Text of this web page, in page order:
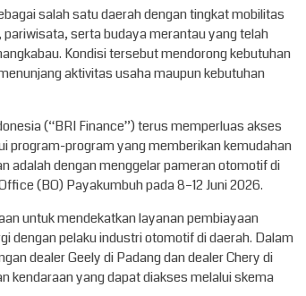
salah satu daerah dengan tingkat mobilitas
serta budaya merantau yang telah
Kondisi tersebut mendorong kebutuhan
aktivitas usaha maupun kebutuhan
(“BRI Finance”) terus memperluas akses
program-program yang memberikan kemudahan
adalah dengan menggelar pameran otomotif di
(BO) Payakumbuh pada 8–12 Juni 2026.
untuk mendekatkan layanan pembiayaan
dengan pelaku industri otomotif di daerah. Dalam
dealer Geely di Padang dan dealer Chery di
kendaraan yang dapat diakses melalui skema